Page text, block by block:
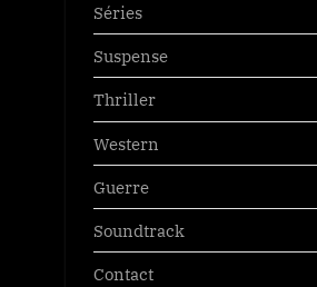
Séries
Suspense
Thriller
Western
Guerre
Soundtrack
Contact